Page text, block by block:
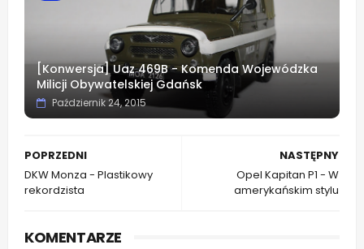
[Konwersja] Uaz 469B - Komenda Wojewódzka
Milicji Obywatelskiej Gdańsk
Październik 24, 2015
NASTĘPNY
Opel Kapitan P1 - W
amerykańskim stylu
POPRZEDNI
DKW Monza - Plastikowy
rekordzista
KOMENTARZE